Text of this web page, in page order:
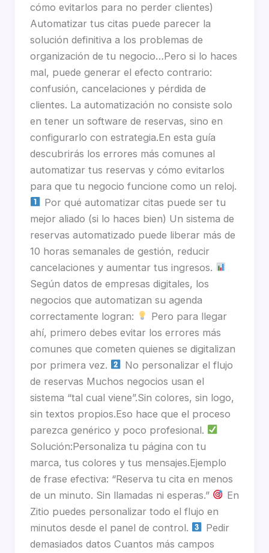
cómo evitarlos para no perder clientes)
Automatizar tus citas puede parecer la
solución definitiva a los problemas de
organización de tu negocio…Pero si lo haces
mal, puede generar el efecto contrario:
confusión, cancelaciones y pérdida de
clientes. La automatización no consiste solo
en tener un software de reservas, sino en
configurarlo con estrategia.En esta guía
descubrirás los errores más comunes al
automatizar tus reservas y cómo evitarlos
para que tu negocio funcione como un reloj.
Por qué automatizar citas puede ser tu
mejor aliado (si lo haces bien) Un sistema de
reservas automatizado puede liberar más de
10 horas semanales de gestión, reducir
cancelaciones y aumentar tus ingresos.
Según datos de empresas digitales, los
negocios que automatizan su agenda
correctamente logran:
Pero para llegar
ahí, primero debes evitar los errores más
comunes que cometen quienes se digitalizan
por primera vez.
No personalizar el flujo
de reservas Muchos negocios usan el
sistema “tal cual viene”.Sin colores, sin logo,
sin textos propios.Eso hace que el proceso
parezca genérico y poco profesional.
Solución:Personaliza tu página con tu
marca, tus colores y tus mensajes.Ejemplo
de frase efectiva: “Reserva tu cita en menos
de un minuto. Sin llamadas ni esperas.”
En
Zitio puedes personalizar todo el flujo en
minutos desde el panel de control.
Pedir
demasiados datos Cuantos más campos